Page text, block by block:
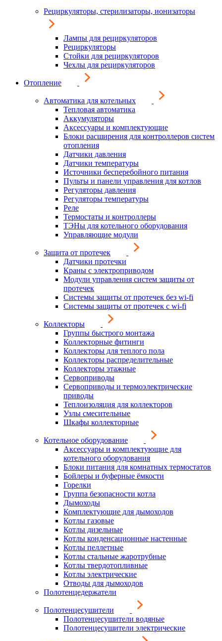
Рециркуляторы, стерилизаторы, ионизаторы
Лампы для рециркуляторов
Рециркуляторы
Стойки для рециркуляторов
Чехлы для рециркуляторов
Отопление
Автоматика для котельных
Тепловая автоматика
Аккумуляторы
Аксессуары и комплектующие
Блоки расширения для контроллеров систем
отопления
Датчики давления
Датчики температуры
Источники бесперебойного питания
Пульты и панели управления для котлов
Регуляторы давления
Регуляторы температуры
Реле
Термостаты и контроллеры
ТЭНы для котельного оборудования
Управляющие модули
Защита от протечек
Датчики протечки
Краны с электроприводом
Модули управления систем защиты от
протечек
Системы защиты от протечек без wi-fi
Системы защиты от протечек с wi-fi
Коллекторы
Группы быстрого монтажа
Коллекторные фитинги
Коллекторы для теплого пола
Коллекторы распределительные
Коллекторы этажные
Сервоприводы
Сервоприводы и термоэлектрические
приводы
Теплоизоляция для коллекторов
Узлы смесительные
Шкафы коллекторные
Котельное оборудование
Аксессуары и комплектующие для
котельного оборудования
Блоки питания для комнатных термостатов
Бойлеры и буферные ёмкости
Горелки
Группа безопасности котла
Дымоходы
Комплектующие для дымоходов
Котлы газовые
Котлы дизельные
Котлы конденсационные настенные
Котлы пеллетные
Котлы стальные жаротрубные
Котлы твердотопливные
Котлы электрические
Отводы для дымоходов
Полотенцедержатели
Полотенцесушители
Полотенцесушители водяные
Полотенцесушители электрические